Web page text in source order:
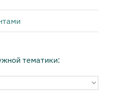
тематики: